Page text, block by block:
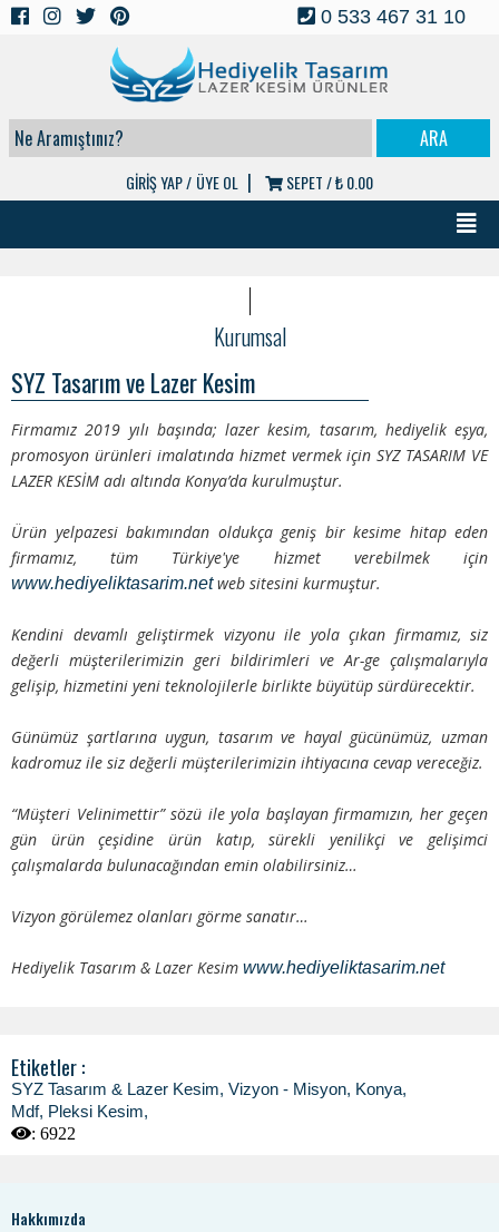
0 533 467 31 10
GİRİŞ YAP / ÜYE OL | SEPET /₺ 0.00
Kurumsal
SYZ Tasarım ve Lazer Kesim
Firmamız 2019 yılı başında; lazer kesim, tasarım, hediyelik eşya,
promosyon ürünleri imalatında hizmet vermek için SYZ TASARIM VE
LAZER KESİM adı altında Konya’da kurulmuştur.
Ürün yelpazesi bakımından oldukça geniş bir kesime hitap eden
firmamız, tüm Türkiye'ye hizmet verebilmek için
www.hediyeliktasarim.netweb sitesini kurmuştur.
Kendini devamlı geliştirmek vizyonu ile yola çıkan firmamız, siz
değerli müşterilerimizin geri bildirimleri ve Ar-ge çalışmalarıyla
gelişip, hizmetini yeni teknolojilerle birlikte büyütüp sürdürecektir.
Günümüz şartlarına uygun, tasarım ve hayal gücünümüz, uzman
kadromuz ile siz değerli müşterilerimizin ihtiyacına cevap vereceğiz.
“Müşteri Velinimettir” sözü ile yola başlayan firmamızın, her geçen
gün ürün çeşidine ürün katıp, sürekli yenilikçi ve gelişimci
çalışmalarda bulunacağından emin olabilirsiniz…
Vizyon görülemez olanları görme sanatır…
Hediyelik Tasarım & Lazer Kesim www.hediyeliktasarim.net
Etiketler :
SYZ Tasarım & Lazer Kesim, Vizyon - Misyon, Konya,
Mdf, Pleksi Kesim,
: 6922
Hakkımızda